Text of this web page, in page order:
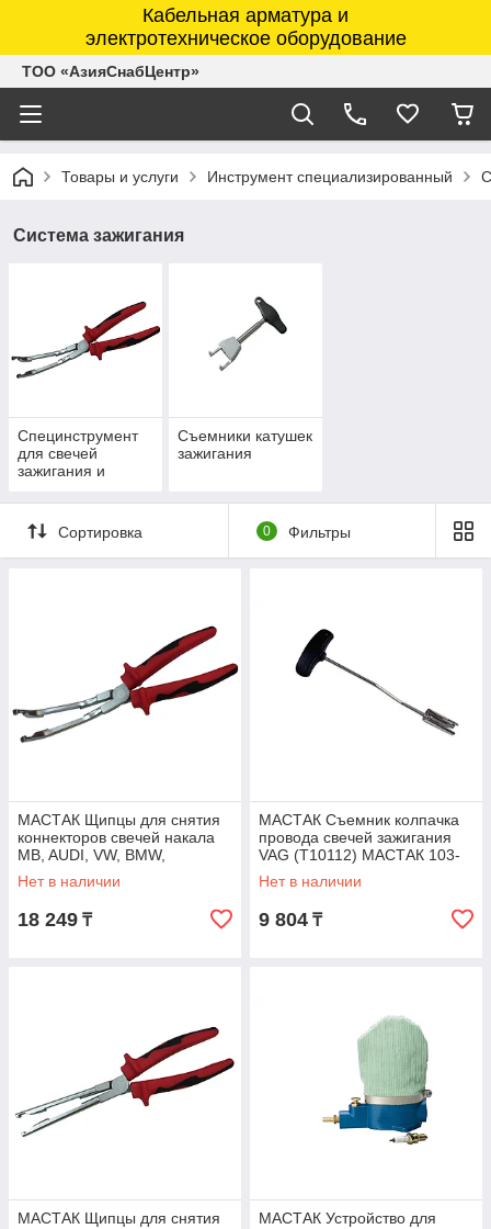
Кабельная арматура и
электротехническое оборудование
ТОО «АзияСнабЦентр»
Товары и услуги Инструмент специализированный
Система зажигания
Специнструмент
для свечей
зажигания и
Съемники катушек
зажигания
Сортировка 0 Фильтры
МАСТАК Щипцы для снятия
коннекторов свечей накала
MB, AUDI, VW, BMW,
изогнутые МАСТАК 103-
12001
Нет в наличии
18 249 ₸
МАСТАК Съемник колпачка
провода свечей зажигания
VAG (T10112) МАСТАК 103-
12008
Нет в наличии
9 804 ₸
МАСТАК Щипцы для снятия
МАСТАК Устройство для